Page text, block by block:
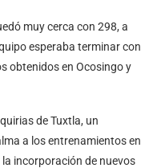
muy cerca con 298, a
esperaba terminar con
obtenidos en Ocosingo y
de Tuxtla, un
a los entrenamientos en
incorporación de nuevos